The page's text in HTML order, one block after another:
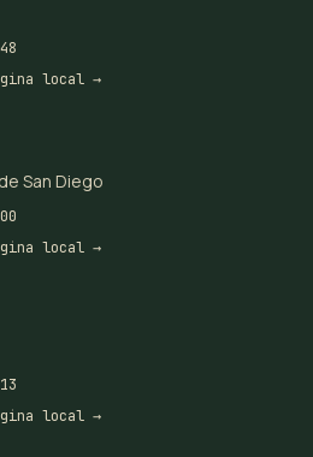
local →
San Diego
local →
local →